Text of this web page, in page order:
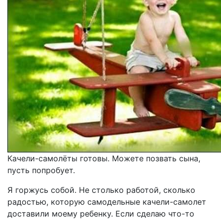
Качели-самолёты готовы. Можете позвать сына,
пусть попробует.
Я горжусь собой. Не столько работой, сколько
радостью, которую самодельные качели-самолет
доставили моему ребенку. Если сделаю что-то